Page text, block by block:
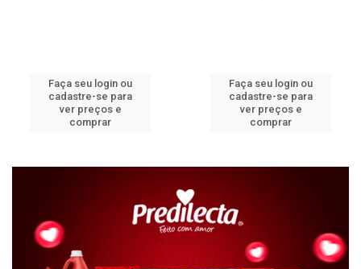
Faça seu login ou
cadastre-se para
ver preços e
comprar
Faça seu login ou
cadastre-se para
ver preços e
comprar